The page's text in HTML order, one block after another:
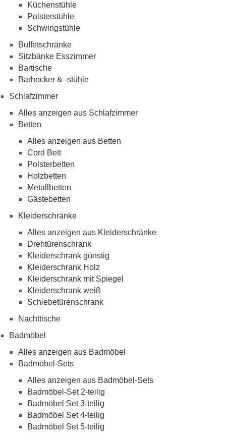
Küchenstühle
Polsterstühle
Schwingstühle
Buffetschränke
Sitzbänke Esszimmer
Bartische
Barhocker & -stühle
Schlafzimmer
Alles anzeigen aus Schlafzimmer
Betten
Alles anzeigen aus Betten
Cord Bett
Polsterbetten
Holzbetten
Metallbetten
Gästebetten
Kleiderschränke
Alles anzeigen aus Kleiderschränke
Drehtürenschrank
Kleiderschrank günstig
Kleiderschrank Holz
Kleiderschrank mit Spiegel
Kleiderschrank weiß
Schiebetürenschrank
Nachttische
Badmöbel
Alles anzeigen aus Badmöbel
Badmöbel-Sets
Alles anzeigen aus Badmöbel-Sets
Badmöbel-Set 2-teilig
Badmöbel Set 3-teilig
Badmöbel Set 4-teilig
Badmöbel Set 5-teilig